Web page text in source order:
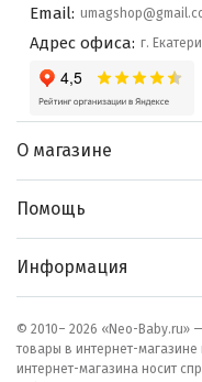
Email:
Адрес офиса: г.
О магазине
Блог
Помощь
Как сделать заказ
Информация
© 2010– 2026 «Neo-Baby.ru»
товары в интернет-
интернет-магазина носит